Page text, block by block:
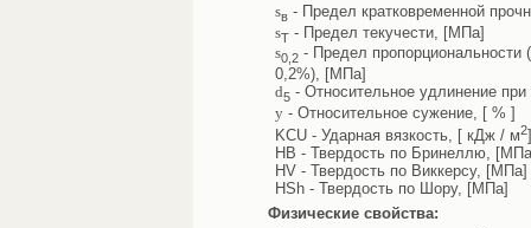
sв - Предел кратковременной
sТ- Предел текучести, [МПа]
s0,2- Предел пропорциональности
0,2%), [МПа]
d5- Относительное удлинение
y- Относительное сужение, [ % ]
KCU - Ударная вязкость, [ кДж / м2]
HB - Твердость по Бринеллю,
HV - Твердость по Виккерсу, [МПа]
HSh - Твердость по Шору, [МПа]
Физические свойства: